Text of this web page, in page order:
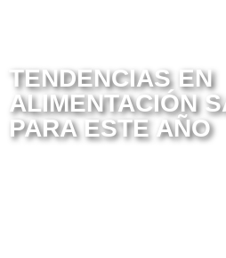
TENDENCIAS EN
ALIMENTACIÓN
PARA ESTE AÑO